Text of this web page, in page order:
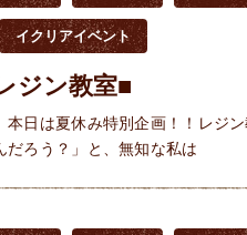
イクリアイベント
ジン教室■
本日は夏休み特別企画！！レジ
だろう？」と、無知な私は